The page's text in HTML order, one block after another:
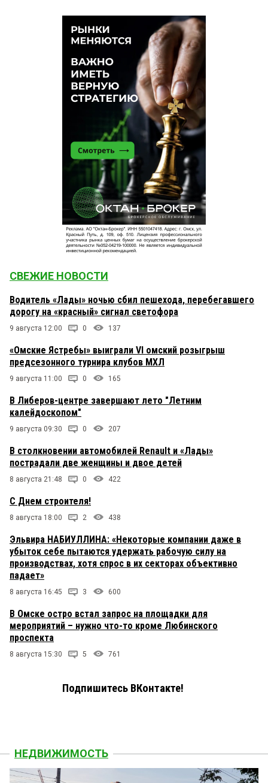
СВЕЖИЕ НОВОСТИ
Водитель «Лады» ночью сбил пешехода, перебегавшего
дорогу на «красный» сигнал светофора
9 августа 12:00 0 137
«Омские Ястребы» выиграли VI омский розыгрыш
предсезонного турнира клубов МХЛ
9 августа 11:00 0 165
В Либеров-центре завершают лето "Летним
калейдоскопом"
9 августа 09:30 0 207
В столкновении автомобилей Renault и «Лады»
пострадали две женщины и двое детей
8 августа 21:48 0 422
С Днем строителя!
8 августа 18:00 2 438
Эльвира НАБИУЛЛИНА: «Некоторые компании даже в
убыток себе пытаются удержать рабочую силу на
производствах, хотя спрос в их секторах объективно
падает»
8 августа 16:45 3 600
В Омске остро встал запрос на площадки для
мероприятий – нужно что-то кроме Любинского
проспекта
8 августа 15:30 5 761
Подпишитесь ВКонтакте!
НЕДВИЖИМОСТЬ